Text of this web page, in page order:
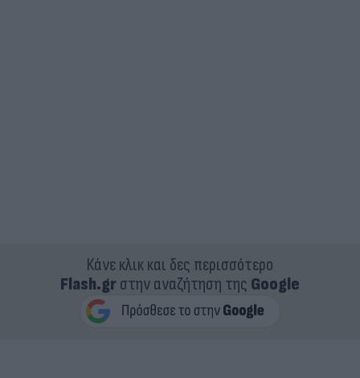
Κάνε κλικ και δες περισσότερο
Flash.grστην αναζήτηση της Google